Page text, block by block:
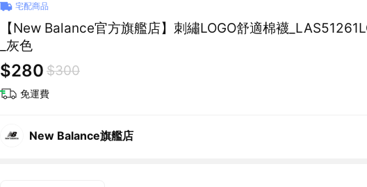
宅配商品
【New Balance官方旗艦店】刺繡LOGO舒適棉襪
_灰色
$280 $300
免運費
New Balance旗艦店